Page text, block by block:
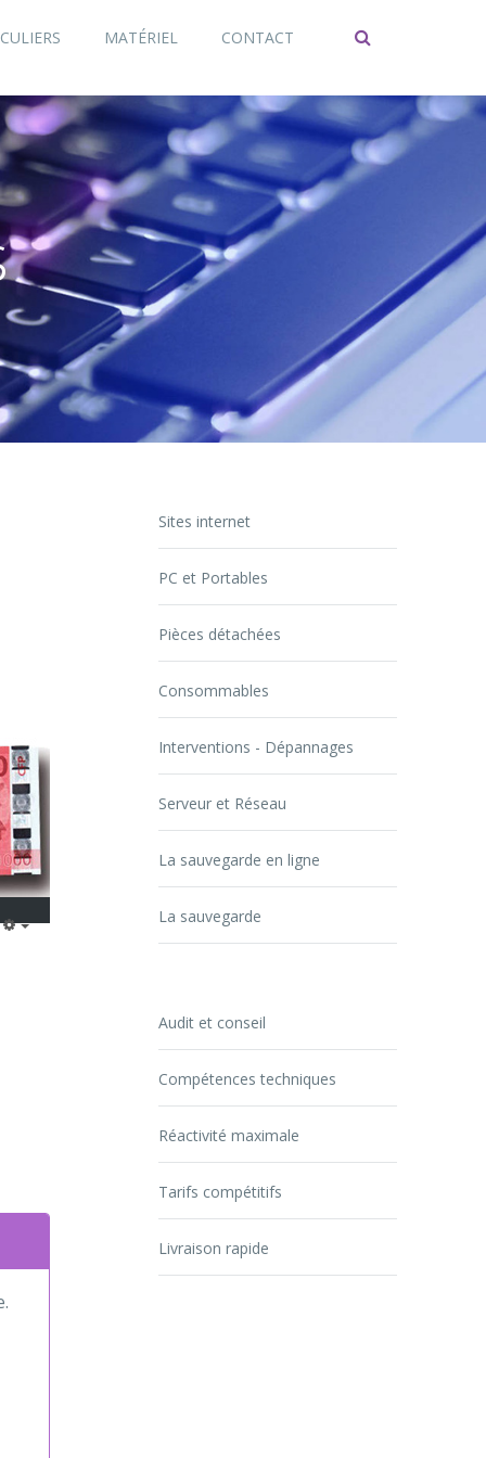
MATÉRIEL CONTACT
Sites internet
PC et Portables
Pièces détachées
Consommables
Interventions - Dépannages
Serveur et Réseau
La sauvegarde en ligne
La sauvegarde
Audit et conseil
Compétences techniques
Réactivité maximale
Tarifs compétitifs
Livraison rapide